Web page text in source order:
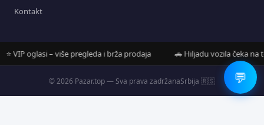
Kontakt
VIP oglasi – više pregleda i brža prodaja 🚗 Hiljadu vozila čeka na tebe
© 2026 Pazar.top — Sva prava zadržanaSrbija 🇷🇸 💬